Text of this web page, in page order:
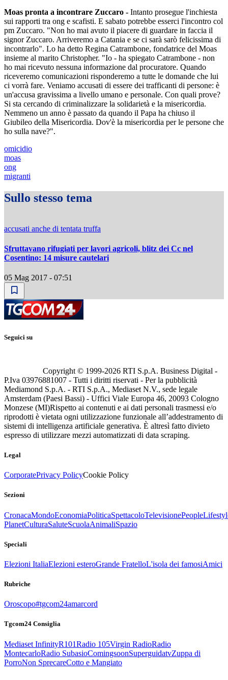
Moas pronta a incontrare Zuccaro - Intanto prosegue l'inchiesta
sui rapporti tra ong e scafisti. E sabato potrebbe esserci l'incontro col
pm Zuccaro. "Non ho mai avuto il piacere di guardare in faccia il
signor Zuccaro. Arriveremo a Catania e se ci sarà sarò felicissima di
incontrarlo". Lo ha detto Regina Catrambone, fondatrice del Moas
insieme al marito Christopher. "Io - ha spiegato Catrambone - non
ho mai ricevuto nessuna informazione dal procuratore. Quando
riceveremo comunicazioni risponderemo a tutte le domande che lui
ci vorrà fare. Veniamo accusati di essere dei trafficanti di persone: è
un'accusa gravissima a livello umano e personale. Con quali prove?
Si sta cercando di criminalizzare la solidarietà e la misericordia.
Nemmeno un anno è passato da quando il Papa ha chiuso il
Giubileo della Misericordia. Dov'è la misericordia per le persone che
ho sulla nave?".
omicidio
moas
ong
migranti
Sullo stesso tema
accusati anche di tentata truffa
Sfruttavano rifugiati per lavori agricoli, blitz dei Cc nel
Cosentino: 14 misure cautelari
05 Mag 2017 - 07:51
Seguici su
Copyright © 1999-2026 RTI S.p.A. Business Digital -
P.Iva 03976881007 - Tutti i diritti riservati - Per la pubblicità
Mediamond S.p.A. - RTI S.p.A., Mediaset N.V., sede legale
Amsterdam (Paesi Bassi) - Uffici Viale Europa 46, 20093 Cologno
Monzese (MI)Rispetto ai contenuti e ai dati personali trasmessi e/o
riprodotti è vietata ogni utilizzazione funzionale all’addestramento di
sistemi di intelligenza artificiale generativa. È altresì fatto divieto
espresso di utilizzare mezzi automatizzati di data scraping.
Legal
CorporatePrivacy PolicyCookie Policy
Sezioni
CronacaMondoEconomiaPoliticaSpettacoloTelevisionePeople
PlanetCulturaSaluteScuolaAnimaliSpazio
Speciali
Elezioni ItaliaElezioni esteroGrande FratelloL'isola dei famosiAmici
Rubriche
Oroscopo#tgcom24amarcord
Tgcom24 Consiglia
Mediaset InfinityR101Radio 105Virgin RadioRadio
MontecarloRadio SubasioComingsoonSuperguidatvZuppa di
PorroNon SprecareCotto e Mangiato